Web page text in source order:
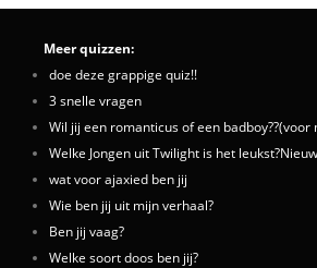
Meer quizzen:
doe deze grappige quiz!!
3 snelle vragen
Wil jij een romanticus of een badboy??(voor
Welke Jongen uit Twilight is het
wat voor ajaxied ben jij
Wie ben jij uit mijn verhaal?
Ben jij vaag?
Welke soort doos ben jij?